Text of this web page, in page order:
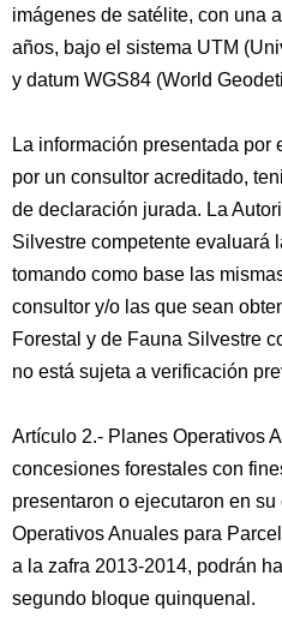
imágenes de satélite, con una
años, bajo el sistema UTM
y datum WGS84 (World
La información presentada por
por un consultor acreditado,
de declaración jurada. La
Silvestre competente evaluará
tomando como base las
consultor y/o las que sean
Forestal y de Fauna Silvestre
no está sujeta a verificación
Artículo 2.- Planes Operativos
concesiones forestales con
presentaron o ejecutaron en
Operativos Anuales para
a la zafra 2013-2014, podrán
segundo bloque quinquenal.